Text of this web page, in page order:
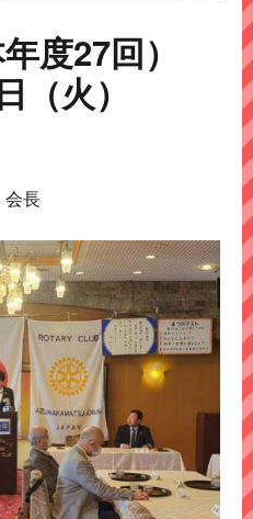
度27回）
（火）
長